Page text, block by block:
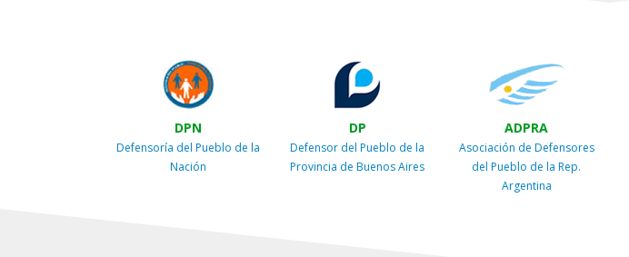
DPN
Defensoría del Pueblo de la
Nación
DP
Defensor del Pueblo de la
Provincia de Buenos Aires
ADPRA
Asociación de Defensores
del Pueblo de la Rep.
Argentina